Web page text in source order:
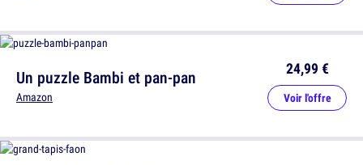
Un puzzle Bambi et pan-pan
Amazon
24,99 €
Voir l'offre